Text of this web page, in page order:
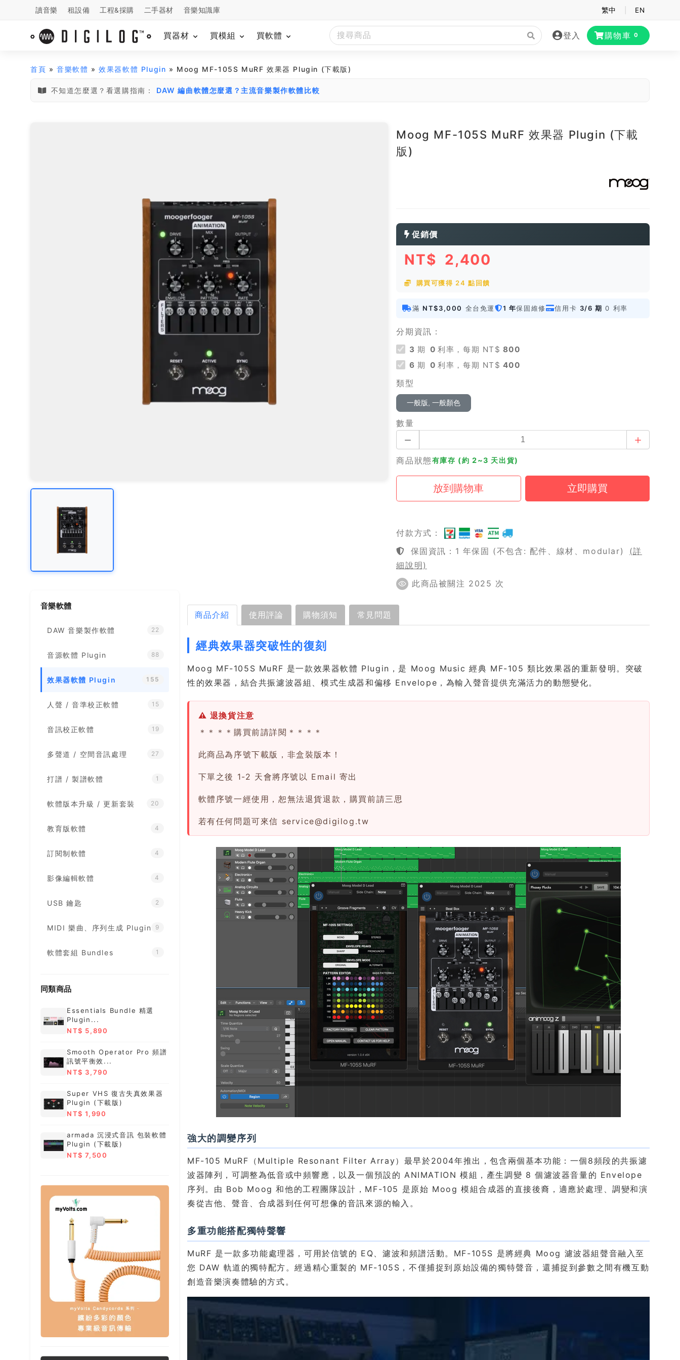
讀音樂 租設備 工程&採購 二手器材 音樂知識庫 繁中 EN
買器材 買模組 買軟體 登入 購物車 0
首頁 »音樂軟體 »效果器軟體 Plugin » Moog MF-105S MuRF 效果器 Plugin (下載版)
不知道怎麼選？看選購指南： DAW 編曲軟體怎麼選？主流音樂製作軟體比較
Moog MF-105S MuRF 效果器 Plugin (下載
版)
促銷價
NT$ 2,400
購買可獲得 24 點回饋
滿 NT$3,000 全台免運 1 年保固維修 信用卡 3/6 期 0 利率
分期資訊：
3 期 0 利率，每期 NT$ 800
6 期 0 利率，每期 NT$ 400
類型
一般版, 一般顏色
數量
商品狀態有庫存 (約 2~3 天出貨)
付款方式：
保固資訊：1 年保固 (不包含: 配件、線材、modular)
(詳
細說明)
此商品被關注 2025 次
音樂軟體
DAW 音樂製作軟體 22
音源軟體 Plugin 88
效果器軟體 Plugin 155
人聲 / 音準校正軟體 15
音訊校正軟體 19
多聲道 / 空間音訊處理 27
打譜 / 製譜軟體 1
軟體版本升級 / 更新套裝 20
教育版軟體 4
訂閱制軟體 4
影像編輯軟體 4
USB 鑰匙 2
MIDI 樂曲、序列生成 Plugin 9
軟體套組 Bundles 1
同類商品
Essentials Bundle 精選
Plugin...
NT$ 5,890
Smooth Operator Pro 頻譜
訊號平衡效...
NT$ 3,790
Super VHS 復古失真效果器
Plugin (下載版)
NT$ 1,990
armada 沉浸式音訊 包裝軟體
Plugin (下載版)
NT$ 7,500
商品介紹 使用評論 購物須知 常見問題
經典效果器突破性的復刻
Moog MF-105S MuRF 是一款效果器軟體 Plugin，是 Moog Music 經典 MF-105 類比效果器的重新發明。突破
性的效果器，結合共振濾波器組、模式生成器和偏移 Envelope，為輸入聲音提供充滿活力的動態變化。
⚠ 退換貨注意
＊＊＊＊購買前請詳閱＊＊＊＊
此商品為序號下載版，非盒裝版本！
下單之後 1-2 天會將序號以 Email 寄出
軟體序號一經使用，恕無法退貨退款，購買前請三思
若有任何問題可來信 service@digilog.tw
強大的調變序列
MF-105 MuRF（Multiple Resonant Filter Array）最早於2004年推出，包含兩個基本功能：一個8頻段的共振濾
波器陣列，可調整為低音或中頻響應，以及一個預設的 ANIMATION 模組，產生調變 8 個濾波器音量的 Envelope
序列。由 Bob Moog 和他的工程團隊設計，MF-105 是原始 Moog 模組合成器的直接後裔，適應於處理、調變和演
奏從吉他、聲音、合成器到任何可想像的音訊來源的輸入。
多重功能搭配獨特聲響
MuRF 是一款多功能處理器，可用於信號的 EQ、濾波和頻譜活動。MF-105S 是將經典 Moog 濾波器組聲音融入至
您 DAW 軌道的獨特配方。經過精心重製的 MF-105S，不僅捕捉到原始設備的獨特聲音，還捕捉到參數之間有機互動
創造音樂演奏體驗的方式。